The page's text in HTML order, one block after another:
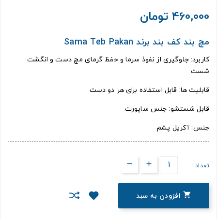
460,000 تومان
مچ بند کف بند برند Sama Teb Pakan
کاربرد: جلوگیری از نفوذ سرما و حفظ گرمای مچ دست و انگشت
شست
قابلیت ها: قابل استفاده برای هر دو دست
قابل شستشو: جنس ساپورت
جنس: آکریل پشم
تعداد :
 افزودن به سبد